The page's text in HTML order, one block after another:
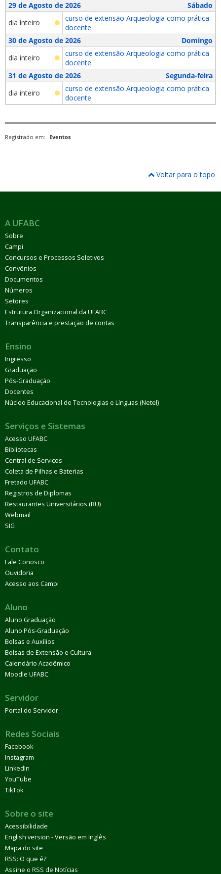
29 de Agosto de 2026
Sábado
dia inteiro
curso de extensão Arqueologia como prática
docente
30 de Agosto de 2026
Domingo
dia inteiro
curso de extensão Arqueologia como prática
docente
31 de Agosto de 2026
Segunda-feira
dia inteiro
curso de extensão Arqueologia como prática
docente
Registrado em: Eventos
Voltar para o topo
A UFABC
Sobre
Campi
Concursos e Processos Seletivos
Convênios
Documentos
Números
Setores
Estrutura Organizacional da UFABC
Transparência e prestação de contas
Ensino
Ingresso
Graduação
Pós-Graduação
Docentes
Núcleo Educacional de Tecnologias e Línguas (Netel)
Serviços e Sistemas
Acesso UFABC
Bibliotecas
Central de Serviços
Coleta de Pilhas e Baterias
Fretado UFABC
Registros de Diplomas
Restaurantes Universitários (RU)
Webmail
SIG
Contato
Fale Conosco
Ouvidoria
Acesso aos Campi
Aluno
Aluno Graduação
Aluno Pós-Graduação
Bolsas e Auxílios
Bolsas de Extensão e Cultura
Calendário Acadêmico
Moodle UFABC
Servidor
Portal do Servidor
Redes Sociais
Facebook
Instagram
LinkedIn
YouTube
TikTok
Sobre o site
Acessibilidade
English version - Versão em Inglês
Mapa do site
RSS: O que é?
Assine o RSS de Notícias